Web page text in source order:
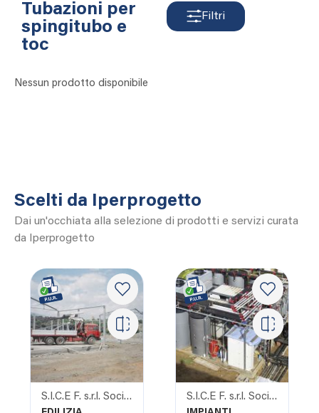
Tubazioni per
spingitubo e
toc
Filtri
Nessun prodotto disponibile
Scelti da Iperprogetto
Dai un'occhiata alla selezione di prodotti e servizi curata
da Iperprogetto
S.I.C.E F. s.r.l. Società Italiana Costruzioni e forniture S.I.C.E F. s.r.l. Società Italiana Costruzioni e forniture